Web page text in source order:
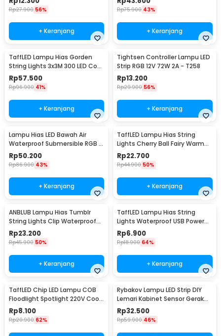
Rp27.900 56%
+ Keranjang
Rp75.900 43%
+ Keranjang
TaffLED Lampu Hias Gorden
String Lights 3x3M 300 LED Cool
White 18W - 300L
Rp57.500
Rp96.900 41%
+ Keranjang
Tightsen Controller Lampu LED
Strip RGB 12V 72W 2A - T258
Rp13.200
Rp29.900 56%
+ Keranjang
Lampu Hias LED Bawah Air
Waterproof Submersible RGB 2
PCS with Remote - 13017
Rp50.200
Rp86.900 43%
+ Keranjang
TaffLED Lampu Hias String
Lights Cherry Ball Fairy Warm
White 5M - LY20W
Rp22.700
Rp44.900 50%
+ Keranjang
ANBLUB Lampu Hias Tumblr
String Lights Clip Waterproof
20 LED 2M - 0606
Rp23.200
Rp45.900 50%
+ Keranjang
TaffLED Lampu Hias String
Lights Waterproof USB Power
50 LED 5M - SZ
Rp6.900
Rp18.900 64%
+ Keranjang
TaffLED Chip LED Lampu COB
Floodlight Spotlight 220V Cool
White 6000K 50W - COB4060-
AC220-50
Rp8.100
Rp20.900 62%
Rybakov Lampu LED Strip DIY
Lemari Kabinet Sensor Gerak
4.5W 1M - 2835
Rp32.500
Rp59.900 46%